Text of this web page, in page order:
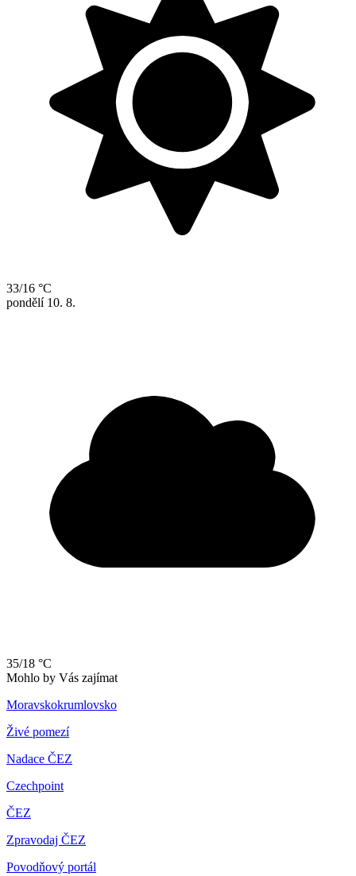
33/16 °C
pondělí 10. 8.
35/18 °C
Mohlo by Vás zajímat
Moravskokrumlovsko
Živé pomezí
Nadace ČEZ
Czechpoint
ČEZ
Zpravodaj ČEZ
Povodňový portál